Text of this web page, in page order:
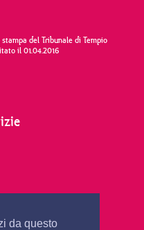
da questo
del Tribunale di Tempio
il 01.04.2016